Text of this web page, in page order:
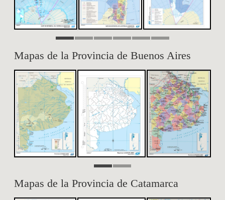
Mapas de la Provincia de Buenos Aires
Mapas de la Provincia de Catamarca